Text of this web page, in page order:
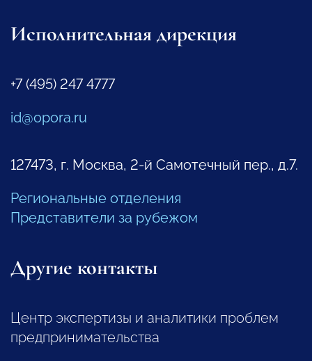
Исполнительная дирекция
+7 (495) 247 4777
id@opora.ru
127473, г. Москва, 2-й Самотечный пер., д.7.
Региональные отделения
Представители за рубежом
Другие контакты
Центр экспертизы и аналитики проблем
предпринимательства